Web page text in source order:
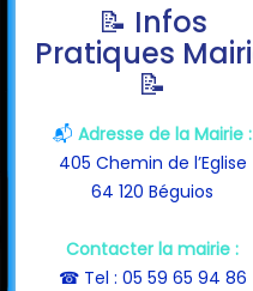
📝 Infos
Pratiques
📝
📬 Adresse de la Mairie :
405 Chemin de l’Eglise
64 120 Béguios
Contacter la mairie :
☎ Tel : 05 59 65 94 86